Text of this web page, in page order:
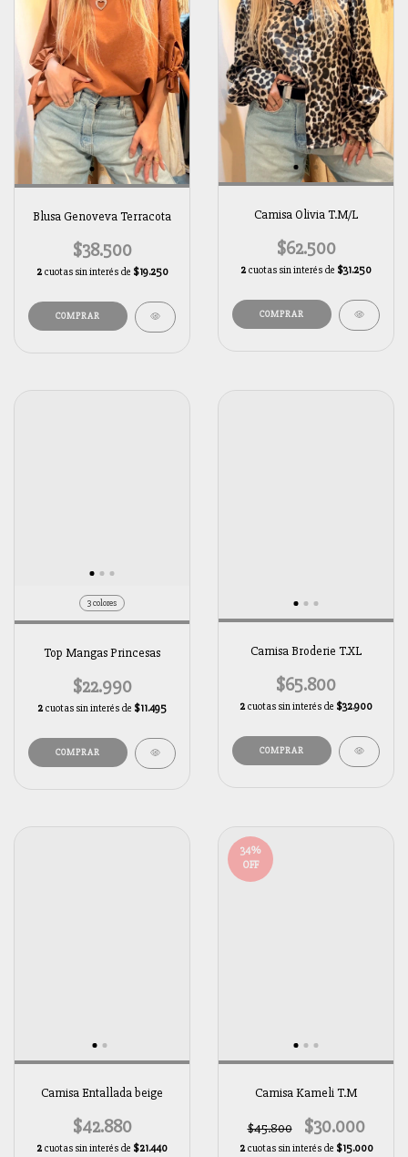
Blusa Genoveva Terracota
$38.500
2 cuotas sin interés de $19.250
Camisa Olivia T.M/L
$62.500
2 cuotas sin interés de $31.250
3 colores
Top Mangas Princesas
$22.990
2 cuotas sin interés de $11.495
COMPRAR
Camisa Broderie T.XL
$65.800
2 cuotas sin interés de $32.900
Camisa Entallada beige
$42.880
2 cuotas sin interés de $21.440
34%
OFF
Camisa Kameli T.M
$45.800 $30.000
2 cuotas sin interés de $15.000